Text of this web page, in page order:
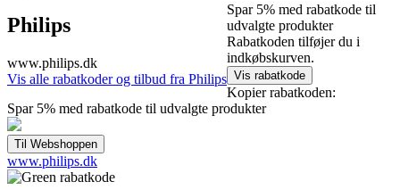
Philips
www.philips.dk
Vis alle rabatkoder og tilbud fra Philips
Spar 5% med rabatkode til
udvalgte produkter
Rabatkoden tilføjer du i
indkøbskurven.
Kopier rabatkoden:
Spar 5% med rabatkode til udvalgte produkter
www.philips.dk